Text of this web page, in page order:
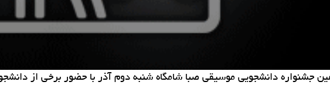
جشنواره دانشجویی موسیقی صبا شامگاه شنبه دوم آذر با حضور برخی از